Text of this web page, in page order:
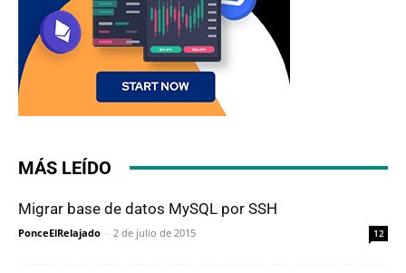
MÁS LEÍDO
Migrar base de datos MySQL por SSH
PonceElRelajado - 2 de julio de 2015 12